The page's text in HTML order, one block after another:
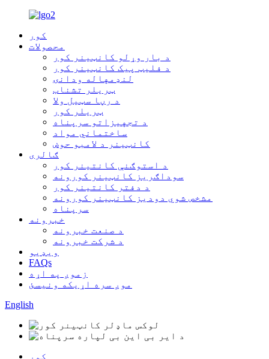
کور
محصولات
د بار وړلو کانټینر کور
د فلیټ پیک کانټینر کور
لنډمهاله ودانۍ
ټریلر تشناب
د رڼا سټیل ولا
ټریلر کور
د تجهیزاتو سرپناه
ساختماني مواد
کانټینر د لامبو حوض
ګالری
د استوګنې کانتینر کور
سوداګریز کانټینر کورونه
د دفتر کانتینر کور
مشخص شوي دودیز کانټینر کورونه
سرپناه
خبرونه
د صنعت خبرونه
د شرکت خبرونه
ویډیو
FAQs
زموږ په اړه
موږ سره اړیکه ونیسئ
English
کور